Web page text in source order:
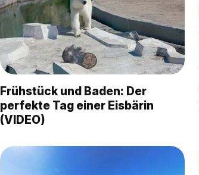
Frühstück und Baden: Der
perfekte Tag einer Eisbärin
(VIDEO)